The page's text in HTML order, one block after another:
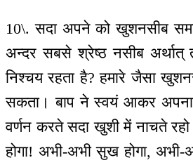
10\. सदा अपने को खुशनसीब
अन्दर सबसे श्रेष्ठ नसीब अर्थात्
निश्चय रहता है? हमारे जैसा
सकता। बाप ने स्वयं आकर अपना
वर्णन करते सदा खुशी में नाचते
होगा! अभी-अभी सुख होगा,